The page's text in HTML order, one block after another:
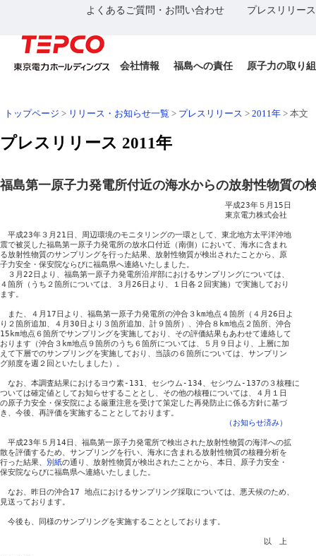
よくあるご質問・お問い合わせ プレスリリー
会社情報 福島への責任 原子力の取り
トップページ > リリース・お知らせ一覧 > プレスリリース > 2011年 > 本文
プレスリリース 2011年
福島第一原子力発電所付近の海水からの放射性物質の
平成23年５月15日
東京電力株式会社
平成23年３月21日、周辺環境のモニタリングの一環として、東北地方太平洋沖地
震で被災した福島第一原子力発電所の放水口付近（南側）において、海水に含まれ
る放射性物質のサンプリングを行った結果、放射性物質が検出されたことから、原
子力安全・保安院ならびに福島県へ連絡いたしました。
３月22日より、福島第一原子力発電所沿岸部におけるサンプリングについては、
４箇所（うち２箇所については、３月26日より、１日各２回実施）で実施しており
ます。
また、４月17日より、福島第一原子力発電所の沖合３km地点４箇所（４月26日よ
り２箇所追加、４月30日より３箇所追加、計９箇所）、沖合８km地点２箇所、沖合
15km地点６箇所でサンプリングを実施しており、その評価結果もあわせて連絡して
おります（沖合３km地点９箇所のうち６箇所については、５月９日より、上層に加
えて下層でのサンプリングを実施しており、当該の６箇所については、サンプリン
グ頻度を週２回といたしました）。
なお、本調査結果におけるヨウ素-131、セシウム-134、セシウム-137の３核種に
ついては確定値としてお知らせすることとし、その他の核種については、４月１日
の原子力安全・保安院による厳重注意を受けて策定した再発防止に係る方針に基づ
き、今後、再評価を実施することとしております。
（お知らせ済み）
平成23年５月14日、福島第一原子力発電所で検出された放射性物質の海洋への拡
散を評価するため、サンプリングを行い、海水に含まれる放射性物質の核種分析を
行った結果、 別紙の通り、放射性物質が検出されたことから、本日、原子力安全・
保安院ならびに福島県へ連絡いたしました。
なお、昨日の沖合17 地点におけるサンプリング採取については、悪天候のため、
見送っております。
今後も、同様のサンプリングを実施することとしております。
以　上